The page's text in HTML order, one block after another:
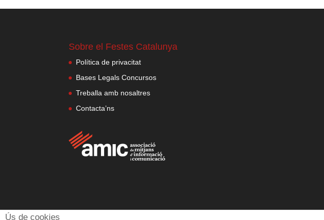
Sobre el Festes Catalunya
Política de privacitat
Bases Legals Concursos
Treballa amb nosaltres
Contacta’ns
Ús de cookies